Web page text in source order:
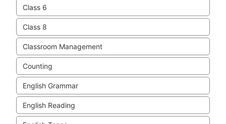
Class 6
Class 8
Classroom Management
Counting
English Grammar
English Reading